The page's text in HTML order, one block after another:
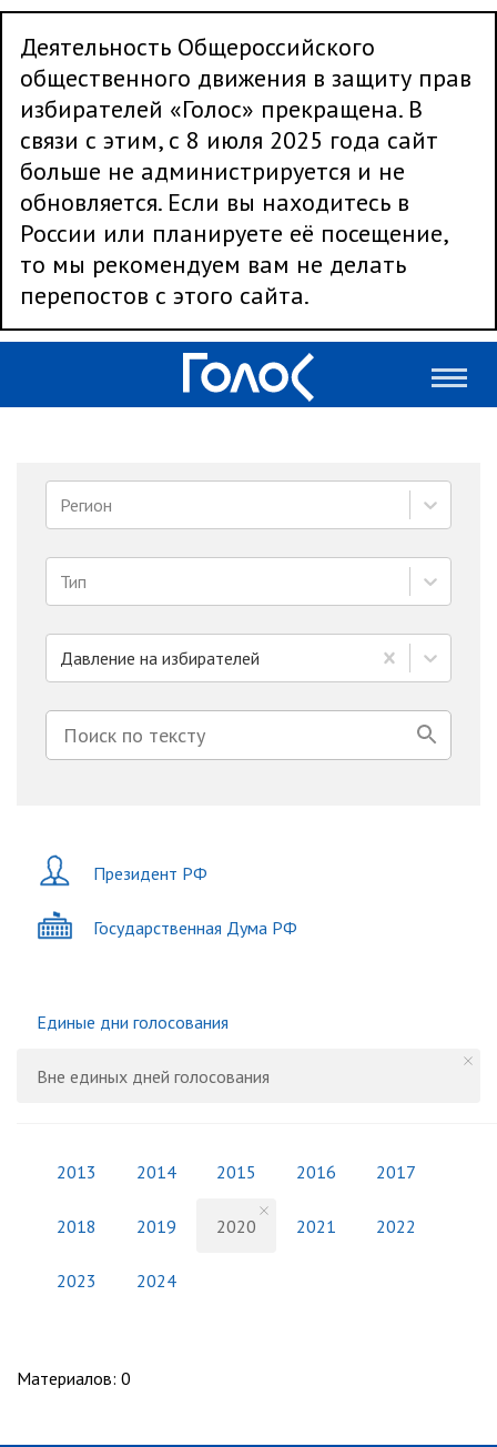
Деятельность Общероссийского
общественного движения в защиту прав
избирателей «Голос» прекращена. В
связи с этим, с 8 июля 2025 года сайт
больше не администрируется и не
обновляется. Если вы находитесь в
России или планируете её посещение,
то мы рекомендуем вам не делать
перепостов с этого сайта.
Регион
Тип
Давление на избирателей
Президент РФ
Государственная Дума РФ
Единые дни голосования
Вне единых дней голосования
2013 2014 2015 2016 2017
2018 2019 2020 2021 2022
2023 2024
Материалов: 0